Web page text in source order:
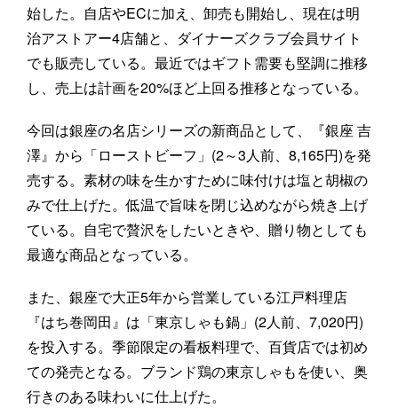
始した。自店やECに加え、卸売も開始し、現在は明
治アストアー4店舗と、ダイナーズクラブ会員サイト
でも販売している。最近ではギフト需要も堅調に推移
し、売上は計画を20%ほど上回る推移となっている。
今回は銀座の名店シリーズの新商品として、『銀座 吉
澤』から「ローストビーフ」(2～3人前、8,165円)を発
売する。素材の味を生かすために味付けは塩と胡椒の
みで仕上げた。低温で旨味を閉じ込めながら焼き上げ
ている。自宅で贅沢をしたいときや、贈り物としても
最適な商品となっている。
また、銀座で大正5年から営業している江戸料理店
『はち巻岡田』は「東京しゃも鍋」(2人前、7,020円)
を投入する。季節限定の看板料理で、百貨店では初め
ての発売となる。ブランド鶏の東京しゃもを使い、奥
行きのある味わいに仕上げた。